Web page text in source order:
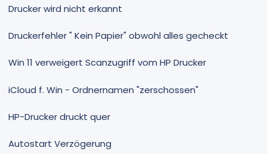
Drucker wird nicht erkannt
Druckerfehler " Kein Papier" obwohl alles gecheckt
Win 11 verweigert Scanzugriff vom HP Drucker
iCloud f. Win - Ordnernamen "zerschossen"
HP-Drucker druckt quer
Autostart Verzögerung